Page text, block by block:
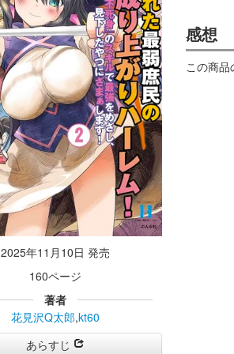
2025年11月10日 発売
160ページ
著者
花見沢Q太郎,kt60
あらすじ
感想
この商品